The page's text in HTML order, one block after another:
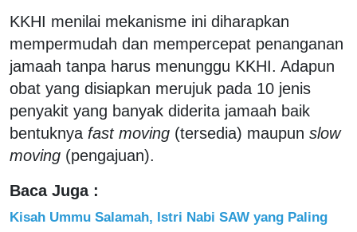
KKHI menilai mekanisme ini diharapkan
mempermudah dan mempercepat penanganan
jamaah tanpa harus menunggu KKHI. Adapun
obat yang disiapkan merujuk pada 10 jenis
penyakit yang banyak diderita jamaah baik
bentuknya fast moving (tersedia) maupun slow
moving (pengajuan).
Baca Juga :
Kisah Ummu Salamah, Istri Nabi SAW yang Paling